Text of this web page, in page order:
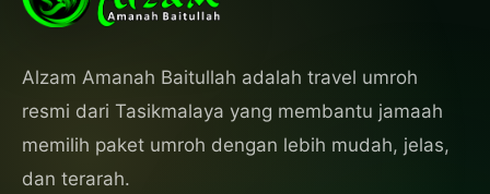
Alzam Amanah Baitullah adalah travel umroh
resmi dari Tasikmalaya yang membantu jamaah
memilih paket umroh dengan lebih mudah, jelas,
dan terarah.